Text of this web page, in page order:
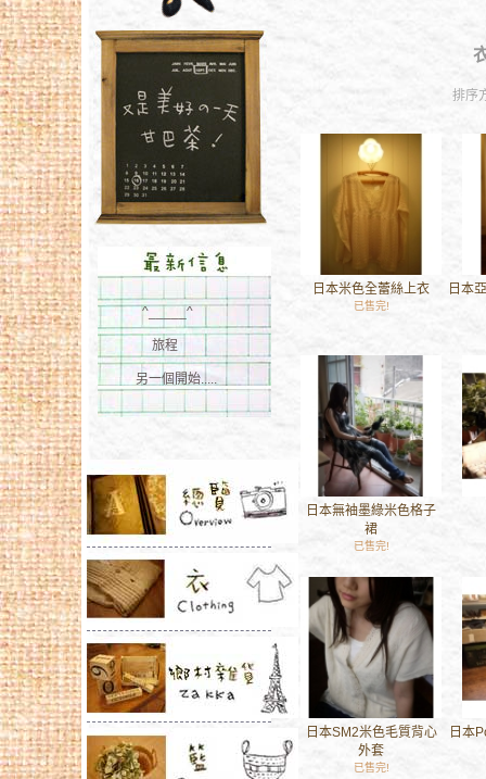
^_____^
旅程
另一個開始.....
排序
日本米色全蕾絲上衣
已售完!
日本
日本無袖墨綠米色格子
裙
已售完!
日本SM2米色毛質背心
外套
已售完!
日本